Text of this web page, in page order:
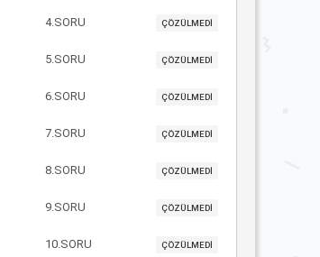
4.SORU ÇÖZÜLMEDİ
5.SORU ÇÖZÜLMEDİ
6.SORU ÇÖZÜLMEDİ
7.SORU ÇÖZÜLMEDİ
8.SORU ÇÖZÜLMEDİ
9.SORU ÇÖZÜLMEDİ
10.SORU ÇÖZÜLMEDİ